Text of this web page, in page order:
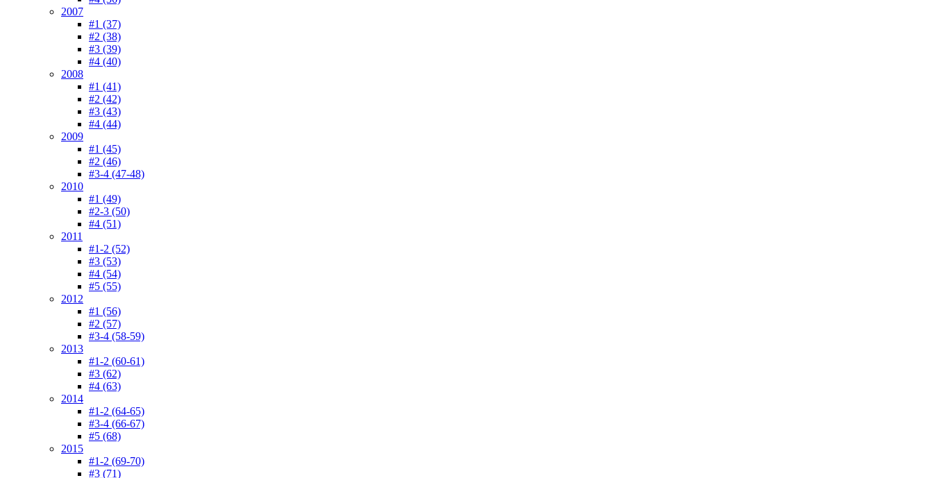
2007
#1 (37)
#2 (38)
#3 (39)
#4 (40)
2008
#1 (41)
#2 (42)
#3 (43)
#4 (44)
2009
#1 (45)
#2 (46)
#3-4 (47-48)
2010
#1 (49)
#2-3 (50)
#4 (51)
2011
#1-2 (52)
#3 (53)
#4 (54)
#5 (55)
2012
#1 (56)
#2 (57)
#3-4 (58-59)
2013
#1-2 (60-61)
#3 (62)
#4 (63)
2014
#1-2 (64-65)
#3-4 (66-67)
#5 (68)
2015
#1-2 (69-70)
#3 (71)